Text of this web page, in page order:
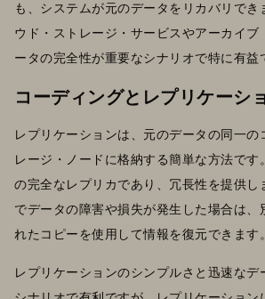
も、システムが元のデータをリカバリでき
ウド・ストレージ・サービスやアーカイブ
ータの完全性が重要なシナリオで特に有益
コーディングとレプリケーシ
レプリケーションは、元のデータの同一の
レージ・ノードに格納する簡単な方法です
の完全なレプリカであり、冗長性を提供し
でデータの障害や損失が発生した場合は、
れたコピーを使用して情報を復元できます。
レプリケーションのシンプルさと迅速なデ